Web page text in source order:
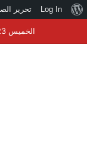
نبذة
ووردبريس
Log In تحرير
الخميس 23 صفر 1448هـ 6-8-2026م